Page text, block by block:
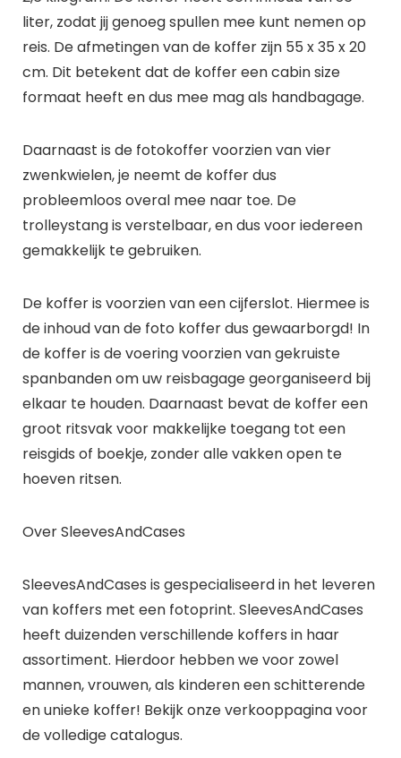
liter, zodat jij genoeg spullen mee kunt nemen op
reis. De afmetingen van de koffer zijn 55 x 35 x 20
cm. Dit betekent dat de koffer een cabin size
formaat heeft en dus mee mag als handbagage.
Daarnaast is de fotokoffer voorzien van vier
zwenkwielen, je neemt de koffer dus
probleemloos overal mee naar toe. De
trolleystang is verstelbaar, en dus voor iedereen
gemakkelijk te gebruiken.
De koffer is voorzien van een cijferslot. Hiermee is
de inhoud van de foto koffer dus gewaarborgd! In
de koffer is de voering voorzien van gekruiste
spanbanden om uw reisbagage georganiseerd bij
elkaar te houden. Daarnaast bevat de koffer een
groot ritsvak voor makkelijke toegang tot een
reisgids of boekje, zonder alle vakken open te
hoeven ritsen.
Over SleevesAndCases
SleevesAndCases is gespecialiseerd in het leveren
van koffers met een fotoprint. SleevesAndCases
heeft duizenden verschillende koffers in haar
assortiment. Hierdoor hebben we voor zowel
mannen, vrouwen, als kinderen een schitterende
en unieke koffer! Bekijk onze verkooppagina voor
de volledige catalogus.